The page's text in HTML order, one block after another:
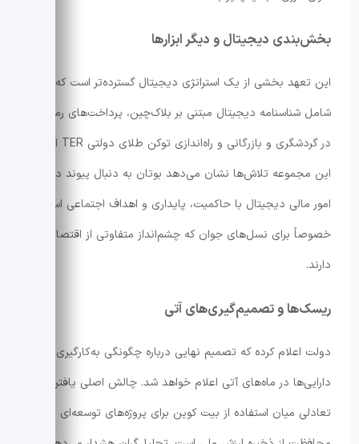
بخش‌بندی دیجیتال و دیگر ابزارها
این تعهد بخشی از یک استراتژی دیجیتال گسترده‌تر است که
شامل شناسنامه دیجیتال مبتنی بر بلاک‌چین، پرداخت‌های رمزارزی
در گردشگری و بازرگانی و راه‌اندازی توکن طلای دولتی TER است.
این مجموعه تلاش‌ها نشان می‌دهد بوتان به دنبال پیوند دادن
امور مالی دیجیتال با حاکمیت، پایداری و اهداف اجتماعی است؛
خصوصاً برای نسل‌های جوان که چشم‌انداز متفاوتی از اقتصاد
دارند.
ریسک‌ها و تصمیم‌گیری‌های آتی
دولت اعلام کرده که تصمیم نهایی درباره چگونگی به‌کارگیری این
دارایی‌ها در ماه‌های آتی اعلام خواهد شد. چالش اصلی یافتن
تعادلی میان استفاده از بیت کوین برای پروژه‌های توسعه‌ای و